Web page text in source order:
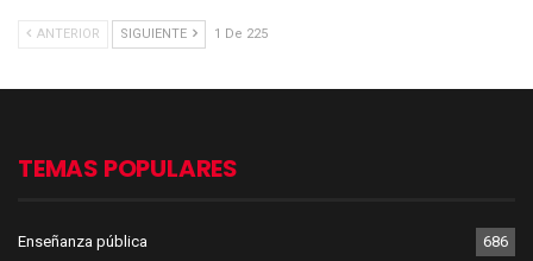
ANTERIOR SIGUIENTE 1 De 225
TEMAS POPULARES
Enseñanza pública 686